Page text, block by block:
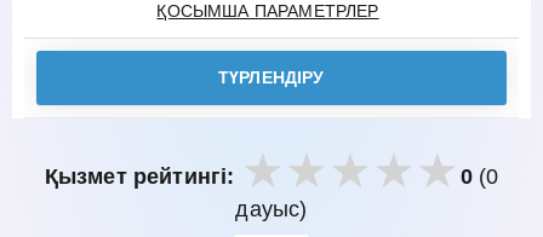
ҚОСЫМША ПАРАМЕТРЛЕР
ТҮРЛЕНДІРУ
Қызмет рейтингі: 0(0
дауыс)